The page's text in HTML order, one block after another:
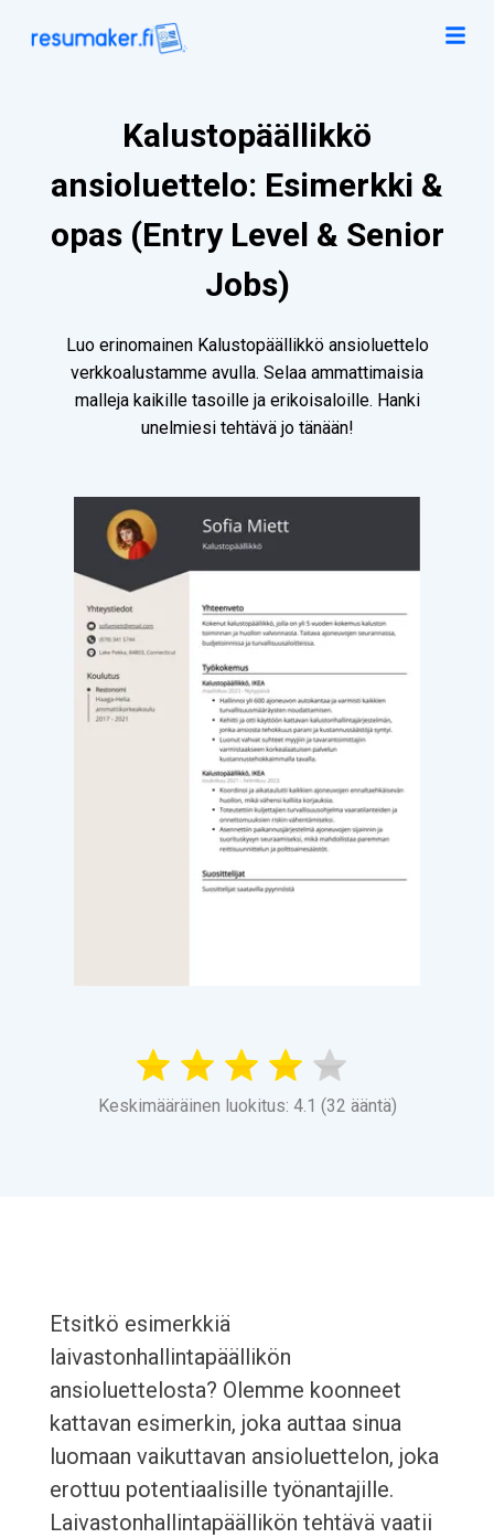
Kalustopäällikkö
ansioluettelo: Esimerkki &
opas (Entry Level & Senior
Jobs)
Luo erinomainen Kalustopäällikkö ansioluettelo
verkkoalustamme avulla. Selaa ammattimaisia
malleja kaikille tasoille ja erikoisaloille. Hanki
unelmiesi tehtävä jo tänään!
Keskimääräinen luokitus: 4.1 (32 ääntä)
Etsitkö esimerkkiä
laivastonhallintapäällikön
ansioluettelosta? Olemme koonneet
kattavan esimerkin, joka auttaa sinua
luomaan vaikuttavan ansioluettelon, joka
erottuu potentiaalisille työnantajille.
Laivastonhallintapäällikön tehtävä vaatii